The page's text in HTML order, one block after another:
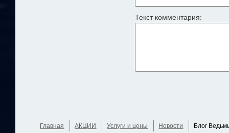
Текст комментария:
Главная АКЦИИ Услуги и цены Новости
Блог